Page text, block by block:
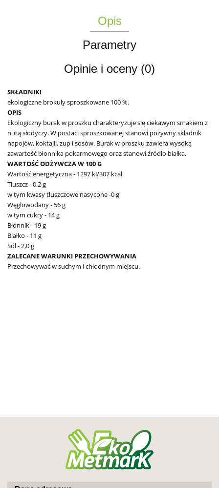
Opis
Parametry
Opinie i oceny (0)
SKŁADNIKI
ekologiczne brokuły sproszkowane 100 %.
OPIS
Ekologiczny burak w proszku charakteryzuje się ciekawym smakiem z
nutą słodyczy. W postaci sproszkowanej stanowi pożywny składnik
napojów, koktajli, zup i sosów. Burak w proszku zawiera wysoką
zawartość błonnika pokarmowego oraz stanowi źródło białka.
WARTOŚĆ ODŻYWCZA W 100 G
Wartość energetyczna - 1297 kJ/307 kcal
Tłuszcz - 0,2 g
w tym kwasy tłuszczowe nasycone -0 g
Węglowodany - 56 g
w tym cukry - 14 g
Błonnik - 19 g
Białko - 11 g
Sól - 2,0 g
ZALECANE WARUNKI PRZECHOWYWANIA
Przechowywać w suchym i chłodnym miejscu.